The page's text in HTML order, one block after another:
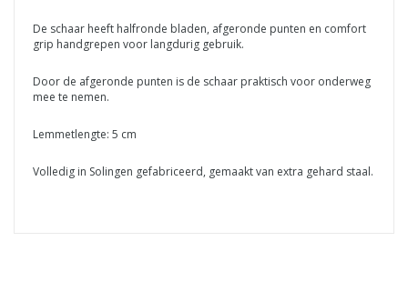
De schaar heeft halfronde bladen, afgeronde punten en comfort
grip handgrepen voor langdurig gebruik.
Door de afgeronde punten is de schaar praktisch voor onderweg
mee te nemen.
Lemmetlengte: 5 cm
Volledig in Solingen gefabriceerd, gemaakt van extra gehard staal.